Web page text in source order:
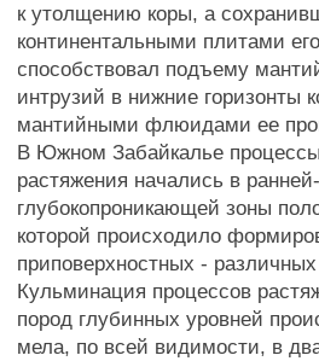
к утолщению коры, а
континентальными плитами
способствовал подъему
интрузий в нижние горизонты
мантийными флюидами ее
В Южном Забайкалье
растяжения начались в
глубокопроникающей зоны
которой происходило
приповерхностных -
Кульминация процессов
пород глубинных уровней
мела, по всей видимости, в